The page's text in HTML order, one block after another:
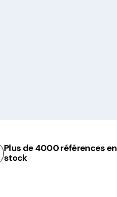
Plus de 4000 références en
stock